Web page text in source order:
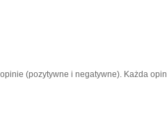
(pozytywne i negatywne). Każda